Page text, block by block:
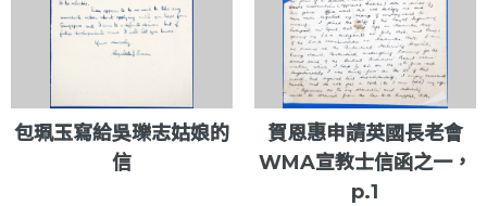
包珮玉寫給吳瓅志姑娘的
信
賀恩惠申請英國長老會
WMA宣教士信函之一，
p.1